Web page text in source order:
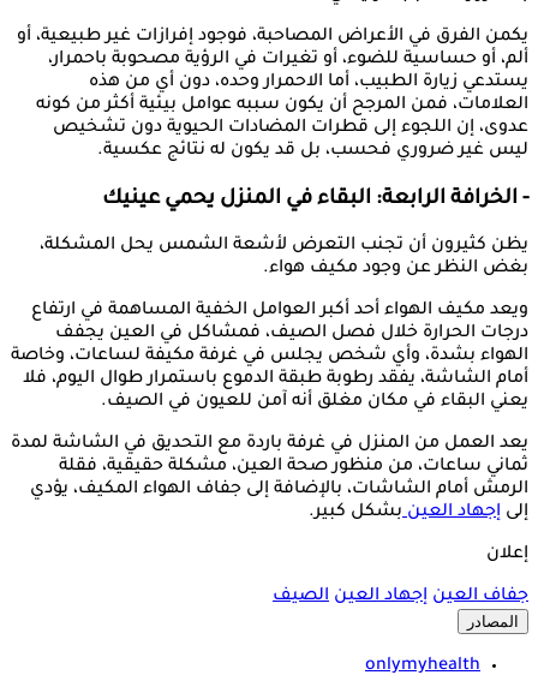
يكمن الفرق في الأعراض المصاحبة، فوجود إفرازات غير طبيعية، أو
ألم، أو حساسية للضوء، أو تغيرات في الرؤية مصحوبة باحمرار،
يستدعي زيارة الطبيب، أما الاحمرار وحده، دون أي من هذه
العلامات، فمن المرجح أن يكون سببه عوامل بيئية أكثر من كونه
عدوى، إن اللجوء إلى قطرات المضادات الحيوية دون تشخيص
ليس غير ضروري فحسب، بل قد يكون له نتائج عكسية.
- الخرافة الرابعة: البقاء في المنزل يحمي عينيك
يظن كثيرون أن تجنب التعرض لأشعة الشمس يحل المشكلة،
بغض النظر عن وجود مكيف هواء.
ويعد مكيف الهواء أحد أكبر العوامل الخفية المساهمة في ارتفاع
درجات الحرارة خلال فصل الصيف، فمشاكل في العين يجفف
الهواء بشدة، وأي شخص يجلس في غرفة مكيفة لساعات، وخاصة
أمام الشاشة، يفقد رطوبة طبقة الدموع باستمرار طوال اليوم، فلا
يعني البقاء في مكان مغلق أنه آمن للعيون في الصيف.
يعد العمل من المنزل في غرفة باردة مع التحديق في الشاشة لمدة
ثماني ساعات، من منظور صحة العين، مشكلة حقيقية، فقلة
الرمش أمام الشاشات، بالإضافة إلى جفاف الهواء المكيف، يؤدي
إلى إجهاد العينبشكل كبير.
إعلان
جفاف العين إجهاد العين الصيف
المصادر
onlymyhealth